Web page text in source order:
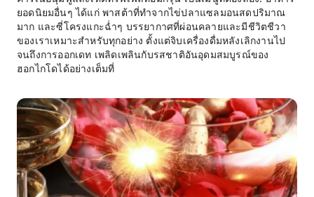
ยอดนิยมอื่นๆ ได้แก่ พาสต้าที่ทำจากไข่ปลาแซลมอนสดปริมาณ
มาก และซี่โครงแกะฉ่ำๆ บรรยากาศที่ผ่อนคลายและมีชีวิตชีวา
ของเราเหมาะสำหรับทุกอย่าง ตั้งแต่จิบเครื่องดื่มหลังเลิกงานไป
จนถึงการออกเดท เพลิดเพลินกับรสชาติอันอุดมสมบูรณ์ของ
ฮอกไกโดได้อย่างเต็มที่